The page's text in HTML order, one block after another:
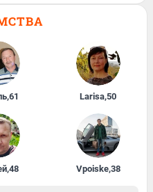
,61 Larisa,50
,48 Vpoiske,38